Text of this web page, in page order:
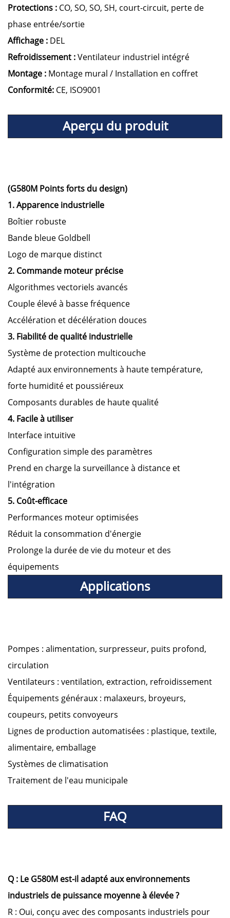
Protections : CO, SO, SO, SH, court-circuit, perte de
phase entrée/sortie
Affichage : DEL
Refroidissement :Ventilateur industriel intégré
Montage : Montage mural / Installation en coffret
Conformité: CE, ISO9001
Aperçu du produit
(G580M Points forts du design)
1. Apparence industrielle
Boîtier robuste
Bande bleue Goldbell
Logo de marque distinct
2. Commande moteur précise
Algorithmes vectoriels avancés
Couple élevé à basse fréquence
Accélération et décélération douces
3. Fiabilité de qualité industrielle
Système de protection multicouche
Adapté aux environnements à haute température,
forte humidité et poussiéreux
Composants durables de haute qualité
4. Facile à utiliser
Interface intuitive
Configuration simple des paramètres
Prend en charge la surveillance à distance et
l'intégration
5. Coût-efficace
Performances moteur optimisées
Réduit la consommation d'énergie
Prolonge la durée de vie du moteur et des
équipements
Applications
Pompes : alimentation, surpresseur, puits profond,
circulation
Ventilateurs : ventilation, extraction, refroidissement
Équipements généraux : malaxeurs, broyeurs,
coupeurs, petits convoyeurs
Lignes de production automatisées : plastique, textile,
alimentaire, emballage
Systèmes de climatisation
Traitement de l'eau municipale
FAQ
Q : Le G580M est-il adapté aux environnements
industriels de puissance moyenne à élevée ?
R : Oui, conçu avec des composants industriels pour